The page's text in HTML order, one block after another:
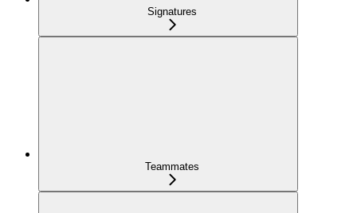
Signatures
Teammates